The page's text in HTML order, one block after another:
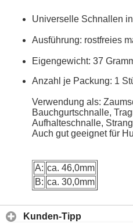
Universelle Schnallen
Ausführung: rostfreies
Eigengewicht: 37
Anzahl je Packung: 1
Verwendung als:
Bauchgurtschnalle,
Aufhalteschnalle,
Auch gut geeignet für
A: ca. 46,0mm
B: ca. 30,0mm
Kunden-Tipp